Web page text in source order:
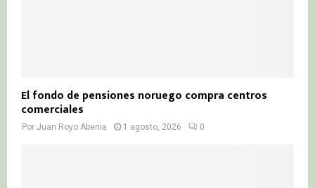
El fondo de pensiones noruego compra centros
comerciales
Por Juan Royo Abenia 1 agosto, 2026 0